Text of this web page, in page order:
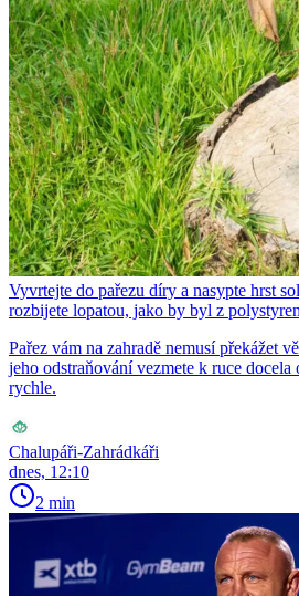
Vyvrtejte do pařezu díry a nasypte hrst
rozbijete lopatou, jako by byl z
Pařez vám na zahradě nemusí překážet
jeho odstraňování vezmete k ruce
rychle.
Chalupáři-Zahrádkáři
dnes, 12:10
2 min